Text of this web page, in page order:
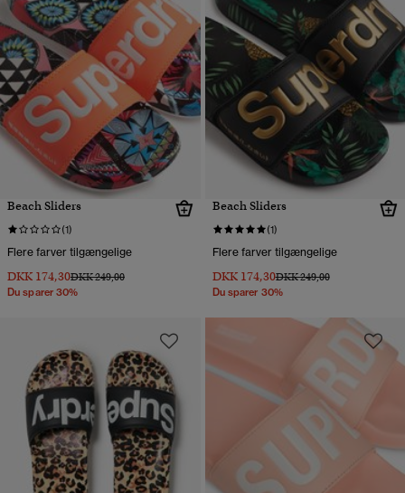
Beach Sliders
(1)
Flere farver tilgængelige
DKK 174,30Pris nedsat fra
DKK 249,00til
Du sparer 30%
Beach Sliders
(1)
Flere farver tilgængelige
DKK 174,30Pris nedsat fra
DKK 249,00til
Du sparer 30%